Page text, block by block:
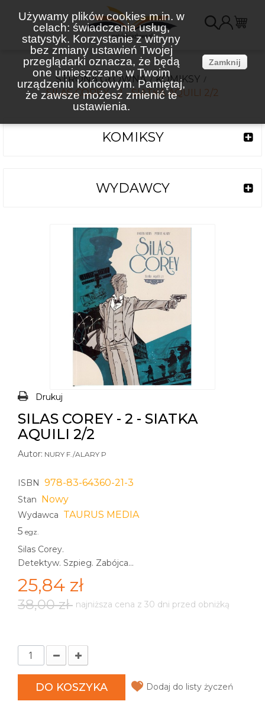
Używamy plików cookies m.in. w
celach: świadczenia usług,
statystyk. Korzystanie z witryny
bez zmiany ustawień Twojej
przeglądarki oznacza, że będą
one umieszczane w Twoim
urządzeniu końcowym. Pamiętaj,
że zawsze możesz zmienić te
ustawienia.
Zamknij
STRONA GŁÓWNA
KOMIKSY
SILAS COREY - 2 - SIATKA AQUILI 2/2
KOMIKSY
WYDAWCY
Drukuj
SILAS COREY - 2 - SIATKA
AQUILI 2/2
Autor: NURY F./ALARY P
ISBN 978-83-64360-21-3
Stan Nowy
Wydawca TAURUS MEDIA
5 egz.
Silas Corey.
Detektyw. Szpieg. Zabójca...
25,84 zł
38,00 zł najniższa cena z 30 dni przed obniżką
DO KOSZYKA Dodaj do listy życzeń